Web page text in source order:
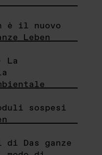
è il nuovo
Leben
La
sospesi
Das ganze